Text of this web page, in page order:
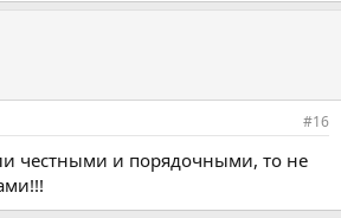
#16
честными и порядочными, то не